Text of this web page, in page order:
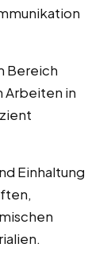
Bereich
Arbeiten in
Einhaltung